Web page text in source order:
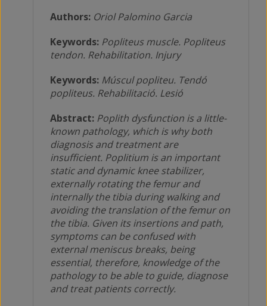
Authors: Oriol Palomino Garcia
Keywords: Popliteus muscle. Popliteus
tendon. Rehabilitation. Injury
Keywords: Múscul popliteu. Tendó
popliteus. Rehabilitació. Lesió
Abstract: Poplith dysfunction is a little-
known pathology, which is why both
diagnosis and treatment are
insufficient. Poplitium is an important
static and dynamic knee stabilizer,
externally rotating the femur and
internally the tibia during walking and
avoiding the translation of the femur on
the tibia. Given its insertions and path,
symptoms can be confused with
external meniscus breaks, being
essential, therefore, knowledge of the
pathology to be able to guide, diagnose
and treat patients correctly.